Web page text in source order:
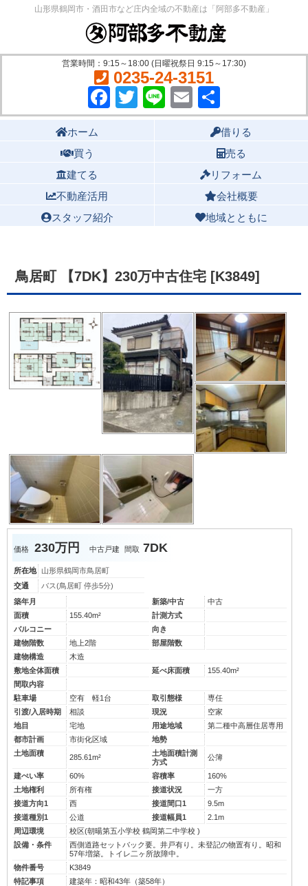
山形県鶴岡市・酒田市など庄内全域の不動産は「阿部多不動産」
営業時間：9:15～18:00 (日曜祝祭日 9:15～17:30)
0235-24-3151
Facebook
Twitter
LineEmail
有
ホーム
借りる
買う
売る
建てる
リフォーム
不動産活用
会社概要
スタッフ紹介
地域とともに
鳥居町 【7DK】230万中古住宅 [K3849]
価格 230万円 中古戸建 間取 7DK
所在地
山形県鶴岡市鳥居町
交通
バス(鳥居町 停歩5分)
築年月
新築/中古
中古
面積
155.40m²
計測方式
バルコニー
向き
建物階数
地上2階
部屋階数
建物構造
木造
敷地全体面積
延べ床面積
155.40m²
間取内容
駐車場
空有 軽1台 取引態様
専任
引渡/入居時期
相談 現況
空家
地目
宅地 用途地域
第二種中高層住居専用
都市計画
市街化区域
地勢
土地面積
285.61m²
土地面積計測
方式
公簿
建ぺい率 60% 容積率
160%
土地権利
所有権 接道状況
一方
接道方向1
西 接道間口1
9.5m
接道種別1
公道 接道幅員1
2.1m
周辺環境
校区(朝暘第五小学校 鶴岡第二中学校 )
設備・条件
西側道路セットバック要。井戸有り。未登記の物置有り。昭和
57年増築。トイレ二ヶ所故障中。
物件番号
K3849
特記事項
建築年：昭和43年（築58年）